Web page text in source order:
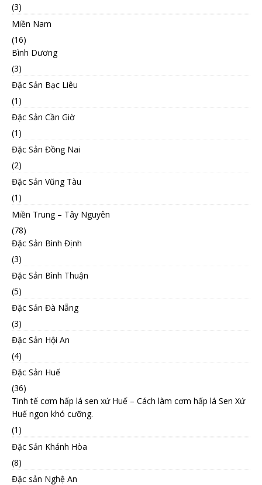
(3)
Miền Nam
(16)
Bình Dương
(3)
Đặc Sản Bạc Liêu
(1)
Đặc Sản Cần Giờ
(1)
Đặc Sản Đồng Nai
(2)
Đặc Sản Vũng Tàu
(1)
Miền Trung – Tây Nguyên
(78)
Đặc Sản Bình Định
(3)
Đặc Sản Bình Thuận
(5)
Đặc Sản Đà Nẵng
(3)
Đặc Sản Hội An
(4)
Đặc Sản Huế
(36)
Tinh tế cơm hấp lá sen xứ Huế – Cách làm cơm hấp lá Sen Xứ
Huế ngon khó cưỡng.
(1)
Đặc Sản Khánh Hòa
(8)
Đặc sản Nghệ An